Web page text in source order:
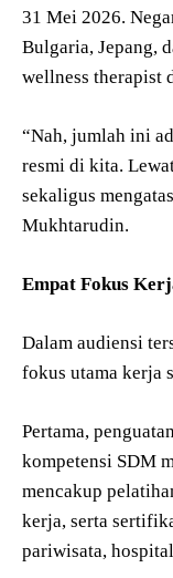
31 Mei 2026.
Bulgaria, Jepang,
wellness therapist
“Nah, jumlah ini
resmi di kita.
sekaligus
Mukhtarudin.
Empat Fokus
Dalam audiensi
fokus utama kerja
Pertama,
kompetensi SDM
mencakup
kerja, serta
pariwisata,